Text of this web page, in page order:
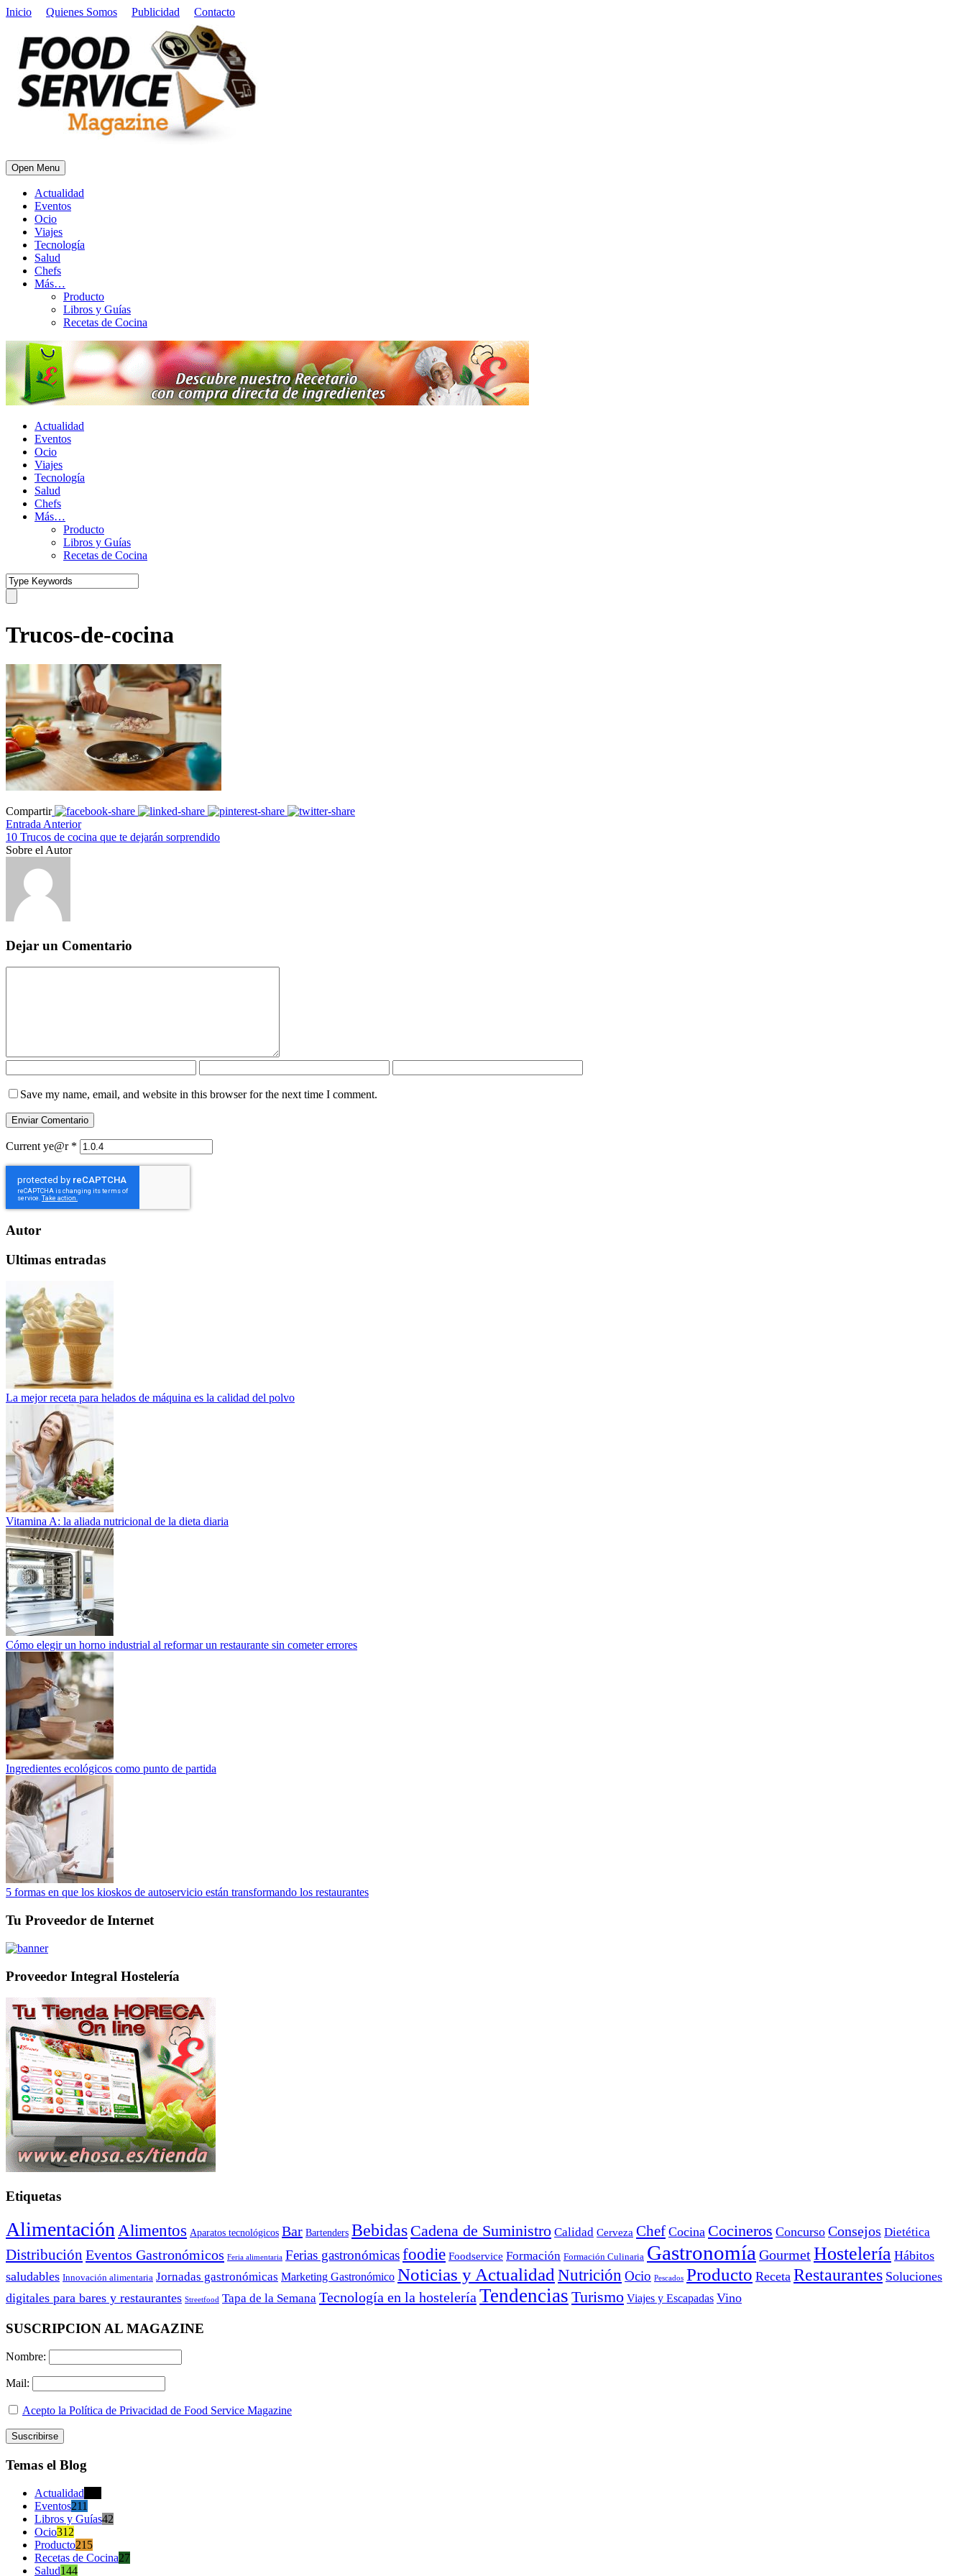
Inicio Quienes Somos Publicidad Contacto
Open Menu
Actualidad
Eventos
Ocio
Viajes
Tecnología
Salud
Chefs
Más…
Producto
Libros y Guías
Recetas de Cocina
Actualidad
Eventos
Ocio
Viajes
Tecnología
Salud
Chefs
Más…
Producto
Libros y Guías
Recetas de Cocina
Trucos-de-cocina
Compartir
Entrada Anterior
10 Trucos de cocina que te dejarán sorprendido
Sobre el Autor
Dejar un Comentario
Save my name, email, and website in this browser for the next time I comment.
Current ye@r *
Autor
Ultimas entradas
La mejor receta para helados de máquina es la calidad del polvo
Vitamina A: la aliada nutricional de la dieta diaria
Cómo elegir un horno industrial al reformar un restaurante sin cometer errores
Ingredientes ecológicos como punto de partida
5 formas en que los kioskos de autoservicio están transformando los restaurantes
Tu Proveedor de Internet
Proveedor Integral Hostelería
Etiquetas
Alimentación Alimentos Aparatos tecnológicos Bar Bartenders Bebidas Cadena de Suministro Calidad Cerveza Chef Cocina Cocineros Concurso Consejos Dietética
Distribución Eventos Gastronómicos Feria alimentaria Ferias gastronómicasfoodie Foodservice Formación Formación Culinaria Gastronomía GourmetHostelería Hábitos
saludables Innovación alimentaria Jornadas gastronómicas Marketing Gastronómico Noticias y Actualidad Nutrición Ocio Pescados Producto Receta Restaurantes Soluciones
digitales para bares y restaurantes Streetfood Tapa de la Semana Tecnología en la hostelería Tendencias Turismo Viajes y Escapadas Vino
SUSCRIPCION AL MAGAZINE
Nombre:
Mail:
Acepto la Política de Privacidad de Food Service Magazine
Temas el Blog
Actualidad
Eventos211
Libros y Guías42
Ocio312
Producto215
Recetas de Cocina27
Salud144